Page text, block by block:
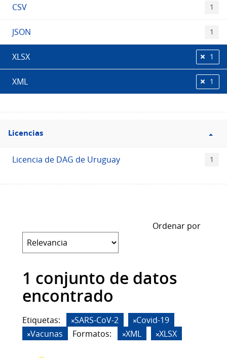
CSV 1
JSON 1
XLSX 1
XML 1
Filtro
Licencias
Licencias
Licencia de DAG de Uruguay 1
Ordenar por
1 conjunto de datos
encontrado
Etiquetas: SARS-CoV-2
Covid-19
Vacunas
Formatos: XML XLSX